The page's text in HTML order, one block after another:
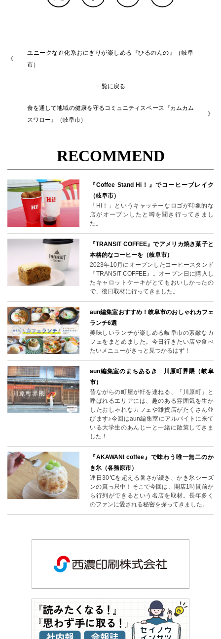
ユニークな進化系おにぎりが楽しめる『ひるのんの』（岐阜
市）
一覧に戻る
食を通して地域の健康を守るコミュニティスペース『カムカム
スワロー』（岐阜市）
RECOMMEND
『Coffee Stand Hi！』でコーヒーブレイク
（岐阜市）
「Hi！」というキャッチーなロゴが印象的な
店がオープンしたと噂を聞き行ってきまし
た。
『TRANSIT COFFEE』でアメリカ焼き菓子と
本格的なコーヒーを（岐阜市）
2023年10月にオープンしたコーヒースタンド
『TRANSIT COFFEE』。オープン日に購入し
たキャロットケーキがとてもおいしかったの
で、後日取材に行ってきました。
aun編集室おすすめ！岐阜市のおしゃれカフェ
ランチ6選
美味しいランチが楽しめる岐阜市の素敵なカ
フェをまとめました。今日行きたい店や食べ
たいメニューがきっと見つかるはず！
aun編集室のまちあるき 川原町界隈（岐阜
市）
昔ながらの町屋が軒を連ねる、「川原町」と
呼ばれるエリアには、趣のある雰囲気を生か
したおしゃれなカフェや雑貨店がたくさん並
びます♪今回はaun編集室にアルバイトに来て
いる大学生のあんじーと一緒に散策してきま
した！
『AKAWANI coffee』で味わう唯一無二のか
き氷（各務原市）
連日30℃を超える暑さが続き、かき氷シーズ
ンの真っ只中！そこで今回は、開店1時間前か
ら行列ができるという名店を取材。長年多く
のファンに愛される秘密を探ってきました。